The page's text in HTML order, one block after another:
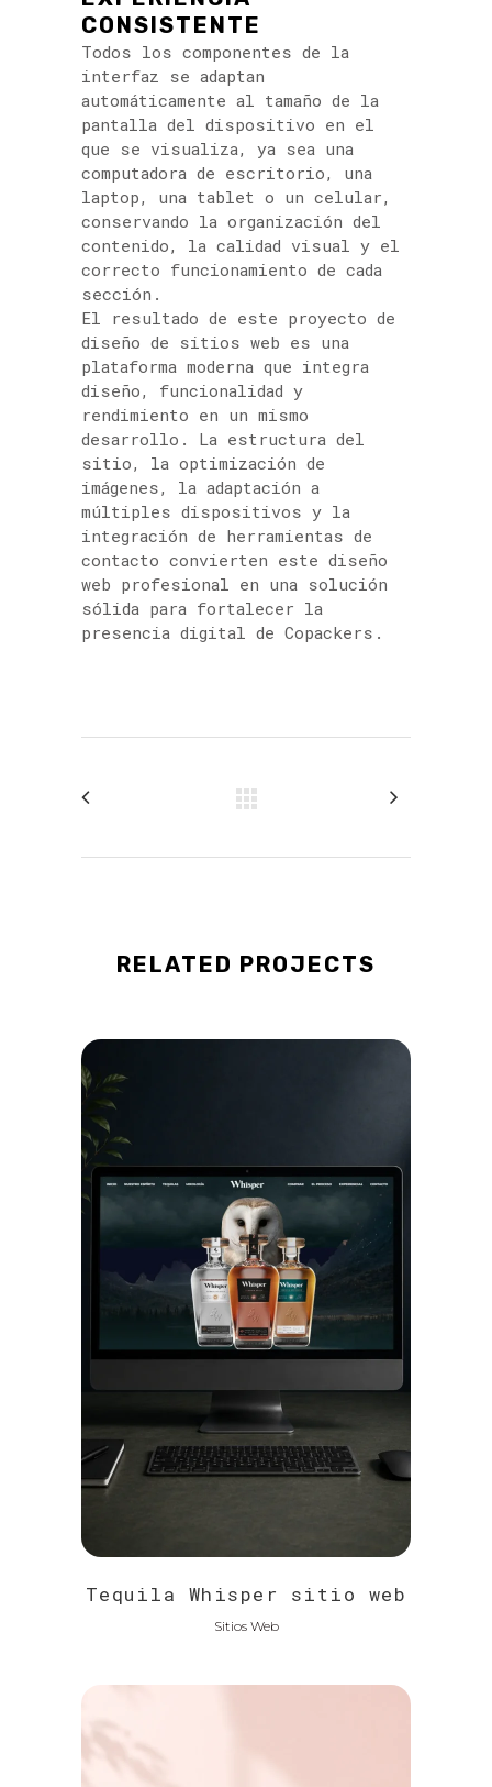
CONSISTENTE
Todos los componentes de la
interfaz se adaptan
automáticamente al tamaño de la
pantalla del dispositivo en el
que se visualiza, ya sea una
computadora de escritorio, una
laptop, una tablet o un celular,
conservando la organización del
contenido, la calidad visual y el
correcto funcionamiento de cada
sección.
El resultado de este proyecto de
diseño de sitios web es una
plataforma moderna que integra
diseño, funcionalidad y
rendimiento en un mismo
desarrollo. La estructura del
sitio, la optimización de
imágenes, la adaptación a
múltiples dispositivos y la
integración de herramientas de
contacto convierten este diseño
web profesional en una solución
sólida para fortalecer la
presencia digital de Copackers.
RELATED PROJECTS
Tequila Whisper sitio web
Sitios Web